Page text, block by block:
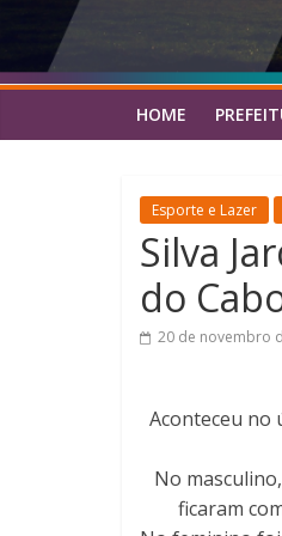
HOME
Esporte e Lazer
Silva
do
20 de novembro
Aconteceu no
No
ficaram